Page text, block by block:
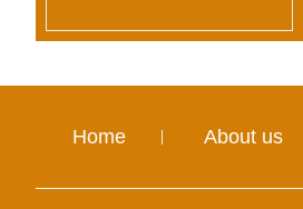
Home About us